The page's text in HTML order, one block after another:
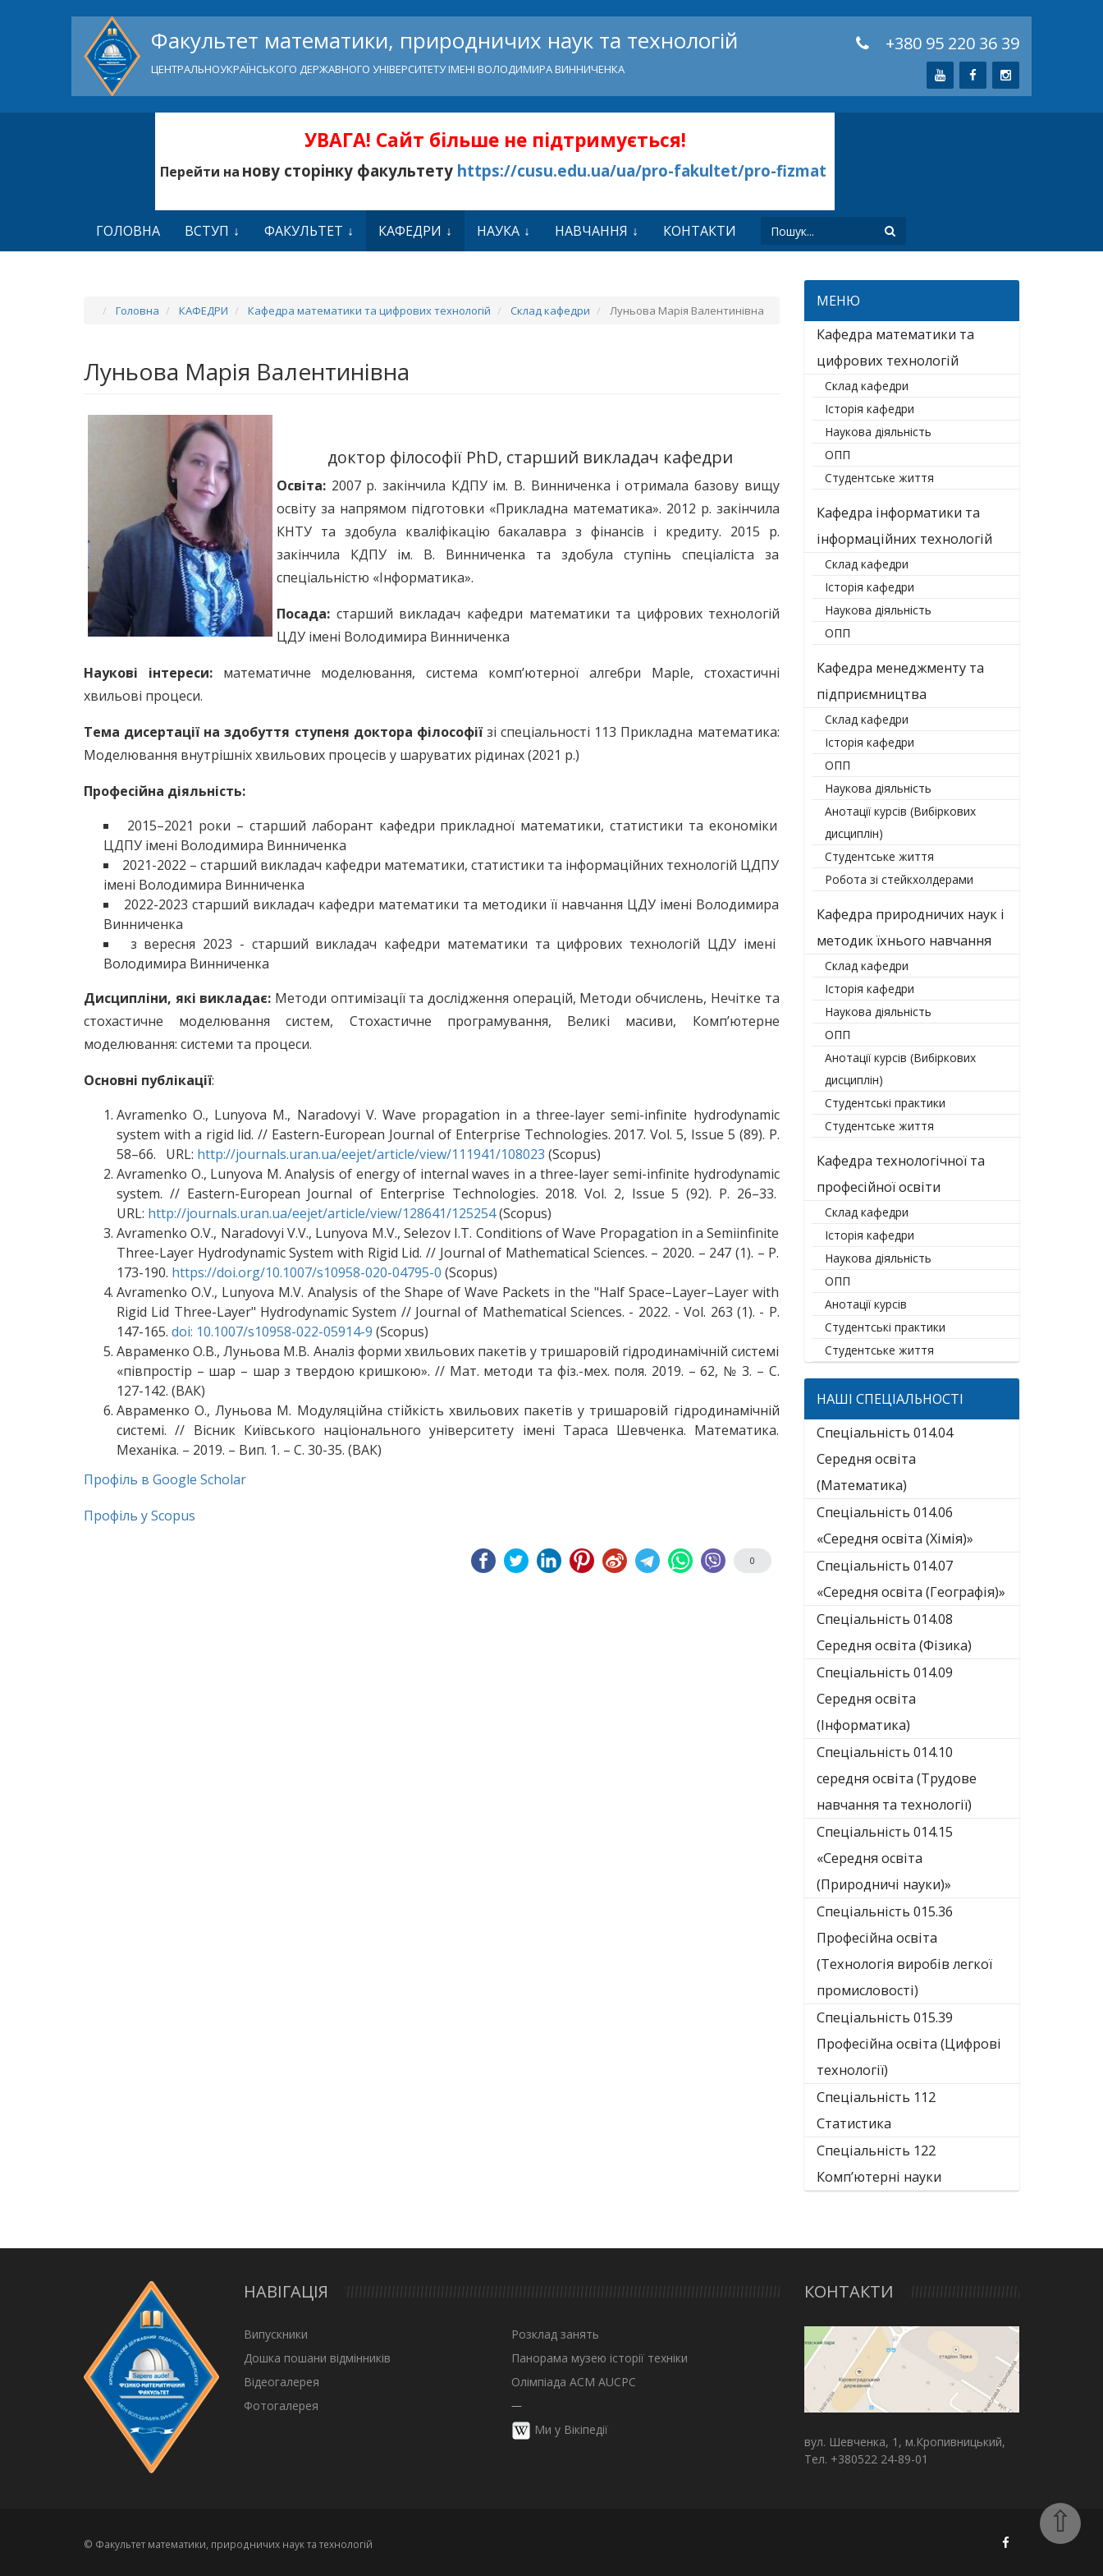
Факультет математики, природничих наук та технологій
ЦЕНТРАЛЬНОУКРАЇНСЬКОГО ДЕРЖАВНОГО УНІВЕРСИТЕТУ ІМЕНІ ВОЛОДИМИРА ВИННИЧЕНКА
+380 95 220 36 39
УВАГА! Сайт більше не підтримується!
Перейти на нову сторінку факультету https://cusu.edu.ua/ua/pro-fakultet/pro-fizmat
ГОЛОВНА ВСТУП ФАКУЛЬТЕТ КАФЕДРИ НАУКА НАВЧАННЯ КОНТАКТИ
Головна КАФЕДРИ Кафедра математики та цифрових технологій Склад кафедри Луньова Марія Валентинівна
Луньова Марія Валентинівна
доктор філософії PhD, старший викладач кафедри
Освіта: 2007 р. закінчила КДПУ ім. В. Винниченка і отримала базову вищу
освіту за напрямом підготовки «Прикладна математика». 2012 р. закінчила
КНТУ та здобула кваліфікацію бакалавра з фінансів і кредиту. 2015 р.
закінчила КДПУ ім. В. Винниченка та здобула ступінь спеціаліста за
спеціальністю «Інформатика».
Посада: старший викладач кафедри математики та цифрових технологій
ЦДУ імені Володимира Винниченка
Наукові інтереси:математичне моделювання, система комп’ютерної алгебри Maple, стохастичні
хвильові процеси.
Тема дисертації на здобуття ступеня доктора філософіїзі спеціальності 113 Прикладна математика:
Моделювання внутрішніх хвильових процесів у шаруватих рідинах (2021 р.)
Професійна діяльність:
2015–2021 роки – старший лаборант кафедри прикладної математики, статистики та економіки
ЦДПУ імені Володимира Винниченка
2021-2022 – старший викладач кафедри математики, статистики та інформаційних технологій ЦДПУ
імені Володимира Винниченка
2022-2023 старший викладач кафедри математики та методики її навчання ЦДУ імені Володимира
Винниченка
з вересня 2023 - старший викладач кафедри математики та цифрових технологій ЦДУ імені
Володимира Винниченка
Дисципліни, які викладає: Методи оптимізації та дослідження операцій, Методи обчислень, Нечітке та
стохастичне моделювання систем, Стохастичне програмування, Великі масиви, Комп’ютерне
моделювання: системи та процеси.
Основні публікації:
Avramenko O., Lunyova M., Naradovyi V. Wave propagation in a three-layer semi-infinite hydrodynamic
system with a rigid lid. // Eastern-European Journal of Enterprise Technologies. 2017. Vol. 5, Issue 5 (89). P.
58–66. URL: http://journals.uran.ua/eejet/article/view/111941/108023 (Scopus)
Avramenko O., Lunyova M. Analysis of energy of internal waves in a three-layer semi-infinite hydrodynamic
system. // Eastern-European Journal of Enterprise Technologies. 2018. Vol. 2, Issue 5 (92). P. 26–33.
URL: http://journals.uran.ua/eejet/article/view/128641/125254(Scopus)
Avramenko О.V., Naradovyi V.V., Lunyova М.V., Selezov I.T. Conditions of Wave Propagation in a Semiinfinite
Three-Layer Hydrodynamic System with Rigid Lid. // Journal of Mathematical Sciences. – 2020. – 247 (1). – Р.
173-190. https://doi.org/10.1007/s10958-020-04795-0 (Scopus)
Avramenko O.V., Lunyova M.V. Analysis of the Shape of Wave Packets in the "Half Space–Layer–Layer with
Rigid Lid Three-Layer" Hydrodynamic System // Journal of Mathematical Sciences. - 2022. - Vol. 263 (1). - P.
147-165. doi: 10.1007/s10958-022-05914-9 (Scopus)
Авраменко О.В., Луньова М.В. Аналіз форми хвильових пакетів у тришаровій гідродинамічній системі
«півпростір – шар – шар з твердою кришкою». // Мат. методи та фіз.-мех. поля. 2019. – 62, № 3. – С.
127-142. (ВАК)
Авраменко О., Луньова М. Модуляційна стійкість хвильових пакетів у тришаровій гідродинамічній
системі. // Вісник Київського національного університету імені Тараса Шевченка. Математика.
Механіка. – 2019. – Вип. 1. – С. 30-35. (ВАК)
Профіль в Google Scholar
Профіль у Scopus
0
МЕНЮ
Кафедра математики та
цифрових технологій
Склад кафедри
Історія кафедри
Наукова діяльність
ОПП
Студентське життя
Кафедра інформатики та
інформаційних технологій
Склад кафедри
Історія кафедри
Наукова діяльність
ОПП
Кафедра менеджменту та
підприємництва
Склад кафедри
Історія кафедри
ОПП
Наукова діяльність
Анотації курсів (Вибіркових
дисциплін)
Студентське життя
Робота зі стейкхолдерами
Кафедра природничих наук і
методик їхнього навчання
Склад кафедри
Історія кафедри
Наукова діяльність
ОПП
Анотації курсів (Вибіркових
дисциплін)
Студентські практики
Студентське життя
Кафедра технологічної та
професійної освіти
Склад кафедри
Історія кафедри
Наукова діяльність
ОПП
Анотації курсів
Студентські практики
Студентське життя
НАШІ СПЕЦІАЛЬНОСТІ
Спеціальність 014.04
Середня освіта
(Математика)
Спеціальність 014.06
«Середня освіта (Хімія)»
Спеціальність 014.07
«Середня освіта (Географія)»
Спеціальність 014.08
Середня освіта (Фізика)
Спеціальність 014.09
Середня освіта
(Інформатика)
Спеціальність 014.10
середня освіта (Трудове
навчання та технології)
Спеціальність 014.15
«Середня освіта
(Природничі науки)»
Спеціальність 015.36
Професійна освіта
(Технологія виробів легкої
промисловості)
Спеціальність 015.39
Професійна освіта (Цифрові
технології)
Спеціальність 112
Статистика
Спеціальність 122
Комп’ютерні науки
⇧
НАВІГАЦІЯ
Випускники
Дошка пошани відмінників
Відеогалерея
Фотогалерея
Розклад занять
Панорама музею історії техніки
Олімпіада ACM AUCPC
—
Ми у Вікіпедії
КОНТАКТИ
вул. Шевченка, 1, м.Кропивницький,
Тел. +380522 24-89-01
© Факультет математики, природничих наук та технологій